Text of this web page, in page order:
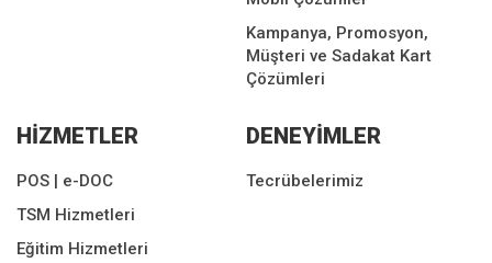
Kampanya, Promosyon,
Müşteri ve Sadakat Kart
Çözümleri
HİZMETLER
POS | e-DOC
TSM Hizmetleri
Eğitim Hizmetleri
DENEYİMLER
Tecrübelerimiz